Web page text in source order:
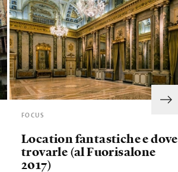
FOCUS
Location fantastiche e dove
trovarle (al Fuorisalone
2017)